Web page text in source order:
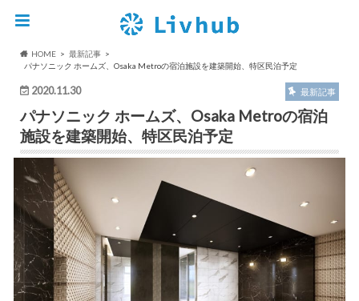
HOME
最新記事
パナソニック ホームズ、Osaka Metroの宿泊施設を建築開始、特区民泊予定
2020.11.30 最新記事
パナソニック ホームズ、Osaka Metroの宿泊
施設を建築開始、特区民泊予定